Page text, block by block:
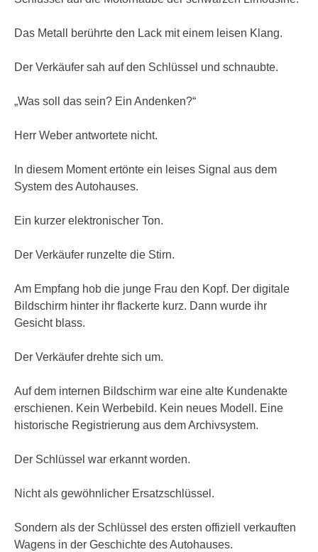
Das Metall berührte den Lack mit einem leisen Klang.
Der Verkäufer sah auf den Schlüssel und schnaubte.
„Was soll das sein? Ein Andenken?“
Herr Weber antwortete nicht.
In diesem Moment ertönte ein leises Signal aus dem
System des Autohauses.
Ein kurzer elektronischer Ton.
Der Verkäufer runzelte die Stirn.
Am Empfang hob die junge Frau den Kopf. Der digitale
Bildschirm hinter ihr flackerte kurz. Dann wurde ihr
Gesicht blass.
Der Verkäufer drehte sich um.
Auf dem internen Bildschirm war eine alte Kundenakte
erschienen. Kein Werbebild. Kein neues Modell. Eine
historische Registrierung aus dem Archivsystem.
Der Schlüssel war erkannt worden.
Nicht als gewöhnlicher Ersatzschlüssel.
Sondern als der Schlüssel des ersten offiziell verkauften
Wagens in der Geschichte des Autohauses.